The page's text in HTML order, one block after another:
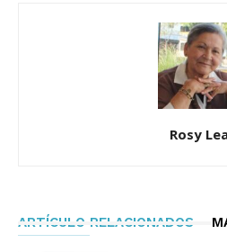
Rosy
ARTÍCULO RELACIONADOS